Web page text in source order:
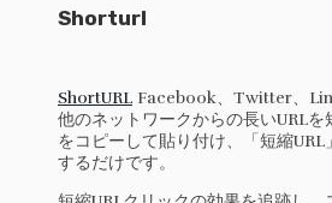
Shorturl
ShortURL Facebook、Twitter、
他のネットワークからの長いURLを
をコピーして貼り付け、「短縮URL
するだけです。